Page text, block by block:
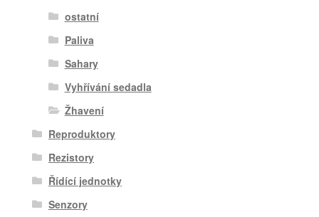
ostatní
Paliva
Sahary
Vyhřívání sedadla
Žhavení
Reproduktory
Rezistory
Řídící jednotky
Senzory